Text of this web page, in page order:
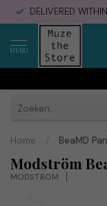
DELIVERED
MENU
Home / BeaMD
Modström
MODSTRÖM